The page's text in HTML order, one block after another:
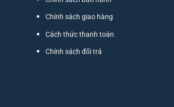
Chính sách giao hàng
Cách thức thanh toán
Chính sách đổi trả